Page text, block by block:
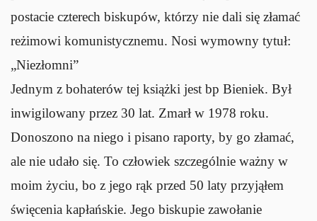
postacie czterech biskupów, którzy nie dali się złamać
reżimowi komunistycznemu. Nosi wymowny tytuł:
„Niezłomni”
Jednym z bohaterów tej książki jest bp Bieniek. Był
inwigilowany przez 30 lat. Zmarł w 1978 roku.
Donoszono na niego i pisano raporty, by go złamać,
ale nie udało się. To człowiek szczególnie ważny w
moim życiu, bo z jego rąk przed 50 laty przyjąłem
święcenia kapłańskie. Jego biskupie zawołanie